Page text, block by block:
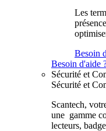
Les
Besoin
Besoin d'aide
Sécurité et
Sécurité et
Scantech,
une gamme
lecteurs,